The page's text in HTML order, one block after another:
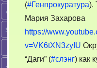
(#Генпрокуратура).
Мария Захарова
https://
v=VK6tXN3zyIU
“Даги” (#слэнг) как